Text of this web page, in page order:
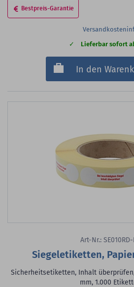
Bestpreis-Garantie
Lieferbar sofort
In den
Art-Nr.: SE010RD-
Siegeletiketten,
Sicherheitsetiketten, Inhalt
mm, 1.000